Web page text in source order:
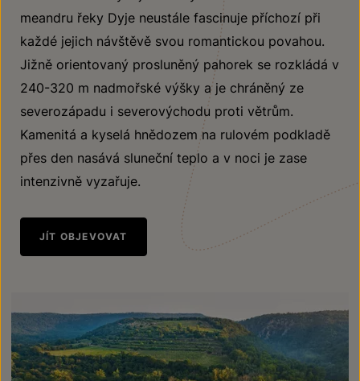
meandru řeky Dyje neustále fascinuje příchozí při
každé jejich návštěvě svou romantickou povahou.
Jižně orientovaný prosluněný pahorek se rozkládá v
240-320 m nadmořské výšky a je chráněný ze
severozápadu i severovýchodu proti větrům.
Kamenitá a kyselá hnědozem na rulovém podkladě
přes den nasává sluneční teplo a v noci je zase
intenzivně vyzařuje.
JÍT OBJEVOVAT